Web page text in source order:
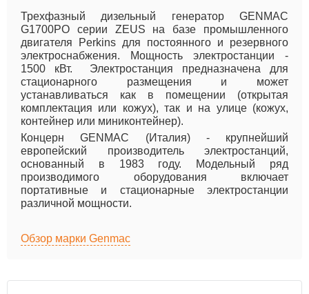
Трехфазный дизельный генератор GENMAC
G1700PO серии ZEUS на базе промышленного
двигателя Perkins для постоянного и резервного
электроснабжения. Мощность электростанции -
1500 кВт. Электростанция предназначена для
стационарного размещения и может
устанавливаться как в помещении (открытая
комплектация или кожух), так и на улице (кожух,
контейнер или миниконтейнер).
Концерн GENMAC (Италия) - крупнейший
европейский производитель электростанций,
основанный в 1983 году. Модельный ряд
производимого оборудования включает
портативные и стационарные электростанции
различной мощности.
Обзор марки Genmac